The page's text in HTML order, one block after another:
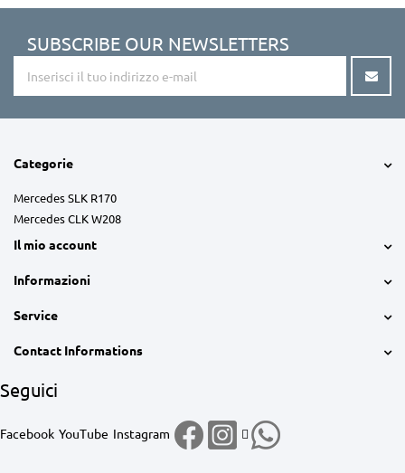
SUBSCRIBE OUR NEWSLETTERS
Categorie
Mercedes SLK R170
Mercedes CLK W208
Il mio account
Informazioni
Service
Contact Informations
Seguici
Facebook YouTube Instagram